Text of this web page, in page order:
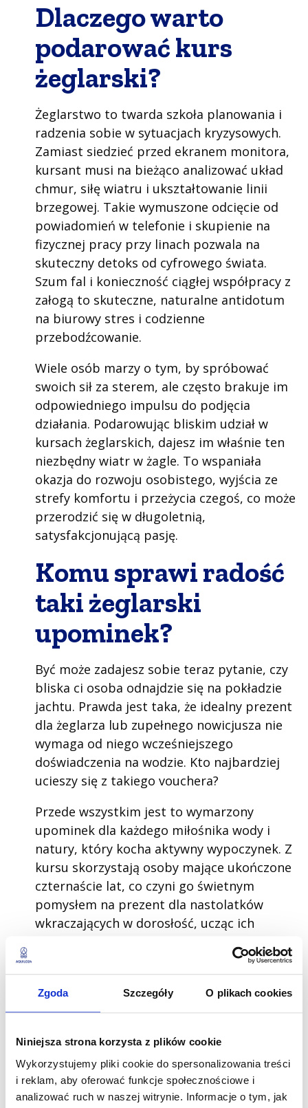
Zgoda Szczegóły O plikach cookies
Niniejsza strona korzysta z plików cookie
Wykorzystujemy pliki cookie do spersonalizowania treści
i reklam, aby oferować funkcje społecznościowe i
analizować ruch w naszej witrynie. Informacje o tym, jak
Dlaczego warto
podarować kurs
żeglarski?
Żeglarstwo to twarda szkoła planowania i
radzenia sobie w sytuacjach kryzysowych.
Zamiast siedzieć przed ekranem monitora,
kursant musi na bieżąco analizować układ
chmur, siłę wiatru i ukształtowanie linii
brzegowej. Takie wymuszone odcięcie od
powiadomień w telefonie i skupienie na
fizycznej pracy przy linach pozwala na
skuteczny detoks od cyfrowego świata.
Szum fal i konieczność ciągłej współpracy z
załogą to skuteczne, naturalne antidotum
na biurowy stres i codzienne
przebodźcowanie.
Wiele osób marzy o tym, by spróbować
swoich sił za sterem, ale często brakuje im
odpowiedniego impulsu do podjęcia
działania. Podarowując bliskim udział w
kursach żeglarskich, dajesz im właśnie ten
niezbędny wiatr w żagle. To wspaniała
okazja do rozwoju osobistego, wyjścia ze
strefy komfortu i przeżycia czegoś, co może
przerodzić się w długoletnią,
satysfakcjonującą pasję.
Komu sprawi radość
taki żeglarski
upominek?
Być może zadajesz sobie teraz pytanie, czy
bliska ci osoba odnajdzie się na pokładzie
jachtu. Prawda jest taka, że idealny prezent
dla żeglarza lub zupełnego nowicjusza nie
wymaga od niego wcześniejszego
doświadczenia na wodzie. Kto najbardziej
ucieszy się z takiego vouchera?
Przede wszystkim jest to wymarzony
upominek dla każdego miłośnika wody i
natury, który kocha aktywny wypoczynek. Z
kursu skorzystają osoby mające ukończone
czternaście lat, co czyni go świetnym
pomysłem na prezent dla nastolatków
wkraczających w dorosłość, ucząc ich
Równie mocno zachwyceni będą dorośli,
pragnący oderwać się od rutyny i
biurowego biurka. Nieważne, czy mowa o
znajomym, który uwielbia podróżować, czy
o przyjaciółce gotowej na nowe wyzwania.
Każdy, kto ceni sobie wolność i przestrzeń,
z pewnością doceni taki podarunek.